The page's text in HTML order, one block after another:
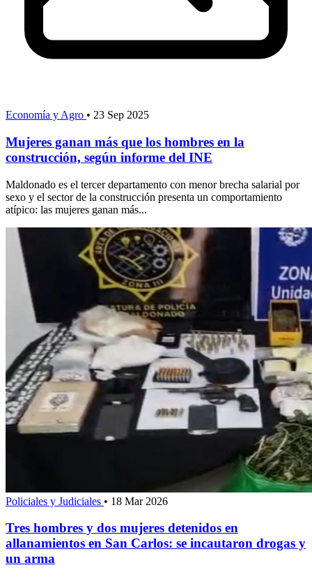
Economía y Agro • 23 Sep 2025
Mujeres ganan más que los hombres en la
construcción, según informe del INE
Maldonado es el tercer departamento con menor brecha salarial por
sexo y el sector de la construcción presenta un comportamiento
atípico: las mujeres ganan más...
Policiales y Judiciales • 18 Mar 2026
Tres hombres y dos mujeres detenidos en
allanamientos en San Carlos: se incautaron drogas y
un arma